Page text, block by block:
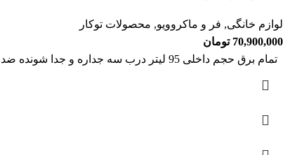
لوازم خانگی, فر و ماکروویو, محصولات توکار
70,900,000 تومان
تمام برق حجم داخلی 95 لیتر درب سه جداره و جدا شونده ضد حرارت صفحه نمایشگر دیجیتال لمسی 11